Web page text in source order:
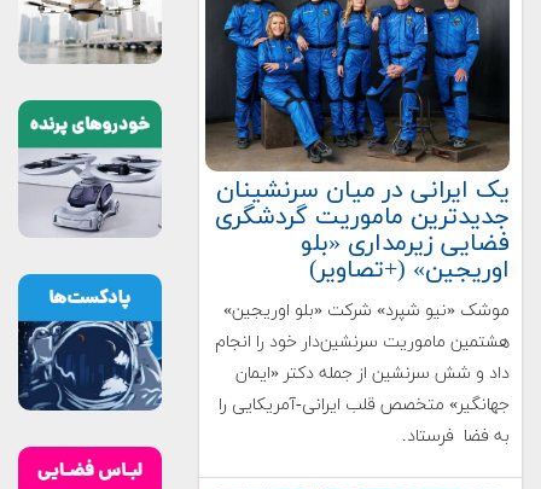
یک ایرانی در میان سرنشینان
جدیدترین ماموریت گردشگری
فضایی زیرمداری «بلو
اوریجین» (+تصاویر)
موشک «نیو شپرد» شرکت «بلو اوریجین»
هشتمین ماموریت سرنشین‌دار خود را انجام
داد و شش سرنشین از جمله دکتر «ایمان
جهانگیر» متخصص قلب ایرانی-آمریکایی را
به فضا فرستاد.